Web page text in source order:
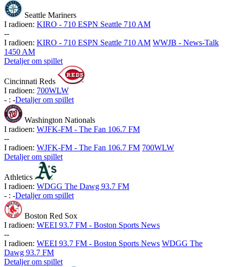
Seattle Mariners
I radioen: KIRO - 710 ESPN Seattle 710 AM
--
I radioen: KIRO - 710 ESPN Seattle 710 AM WWJB - News-Talk
1450 AM
Detaljer om spillet
Cincinnati Reds
I radioen: 700WLW
- : -Detaljer om spillet
Washington Nationals
I radioen: WJFK-FM - The Fan 106.7 FM
--
I radioen: WJFK-FM - The Fan 106.7 FM 700WLW
Detaljer om spillet
Athletics
I radioen: WDGG The Dawg 93.7 FM
- : -Detaljer om spillet
Boston Red Sox
I radioen: WEEI 93.7 FM - Boston Sports News
--
I radioen: WEEI 93.7 FM - Boston Sports News WDGG The
Dawg 93.7 FM
Detaljer om spillet